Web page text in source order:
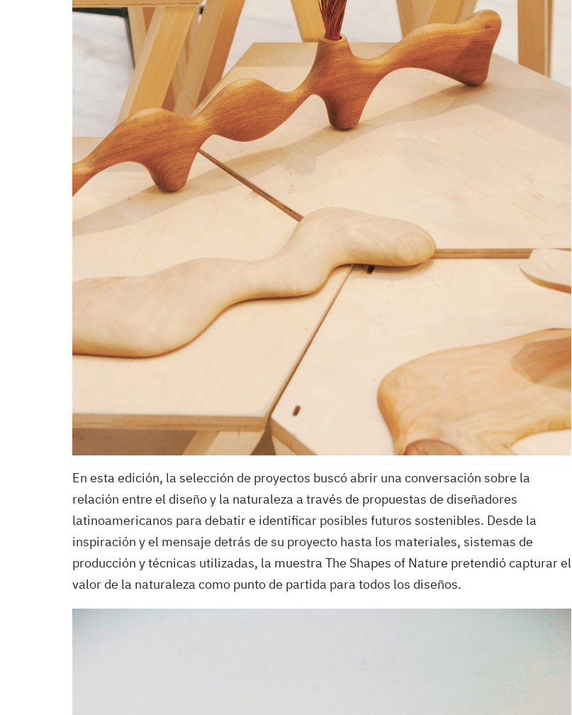
En esta edición, la selección de proyectos buscó abrir una conversación sobre la
relación entre el diseño y la naturaleza a través de propuestas de diseñadores
latinoamericanos para debatir e identificar posibles futuros sostenibles. Desde la
inspiración y el mensaje detrás de su proyecto hasta los materiales, sistemas de
producción y técnicas utilizadas, la muestra The Shapes of Nature pretendió capturar el
valor de la naturaleza como punto de partida para todos los diseños.